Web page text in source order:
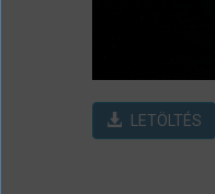
LETÖLTÉS